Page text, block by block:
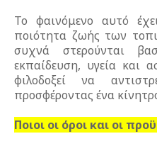
Το φαινόμενο αυτό
ποιότητα ζωής των
συχνά στερούνται
εκπαίδευση, υγεία και
φιλοδοξεί να
προσφέροντας ένα
Ποιοι οι όροι και οι